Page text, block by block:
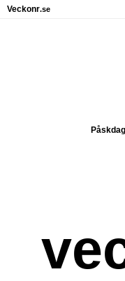
Veckonr.se